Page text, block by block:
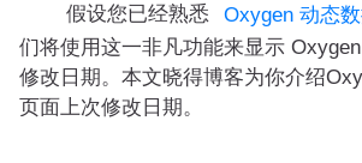
假设您已经熟悉 Oxygen 动态
们将使用这一非凡功能来显示
修改日期。本文晓得博客为你介绍
页面上次修改日期。